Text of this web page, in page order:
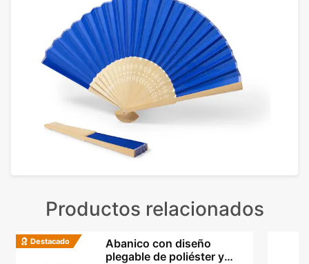
Productos relacionados
Destacado
Abanico con diseño
plegable de poliéster y